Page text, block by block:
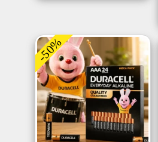
-50%